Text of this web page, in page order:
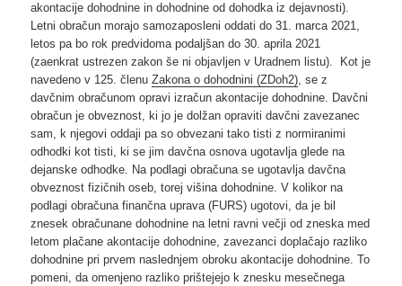
akontacije dohodnine in dohodnine od dohodka iz dejavnosti).
Letni obračun morajo samozaposleni oddati do 31. marca 2021,
letos pa bo rok predvidoma podaljšan do 30. aprila 2021
(zaenkrat ustrezen zakon še ni objavljen v Uradnem listu). Kot je
navedeno v 125. členuZakona o dohodnini (ZDoh2), se z
davčnim obračunom opravi izračun akontacije dohodnine. Davčni
obračun je obveznost, ki jo je dolžan opraviti davčni zavezanec
sam, k njegovi oddaji pa so obvezani tako tisti z normiranimi
odhodki kot tisti, ki se jim davčna osnova ugotavlja glede na
dejanske odhodke. Na podlagi obračuna se ugotavlja davčna
obveznost fizičnih oseb, torej višina dohodnine. V kolikor na
podlagi obračuna finančna uprava (FURS) ugotovi, da je bil
znesek obračunane dohodnine na letni ravni večji od zneska med
letom plačane akontacije dohodnine, zavezanci doplačajo razliko
dohodnine pri prvem naslednjem obroku akontacije dohodnine. To
pomeni, da omenjeno razliko prištejejo k znesku mesečnega